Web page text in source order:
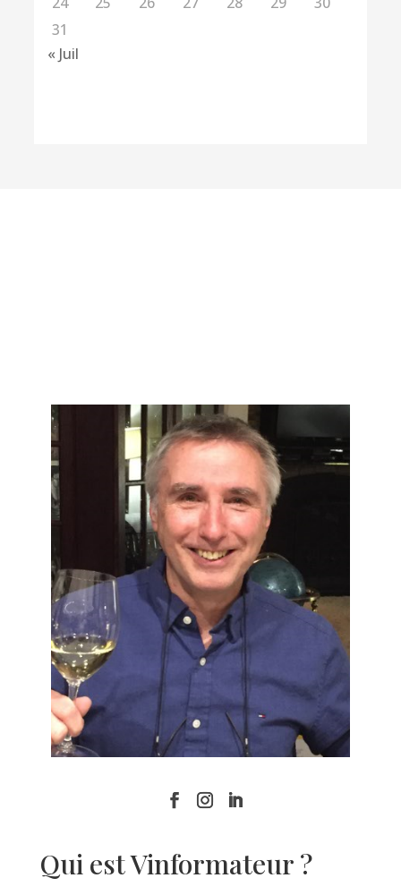
31
« Juil
Qui est Vinformateur ?